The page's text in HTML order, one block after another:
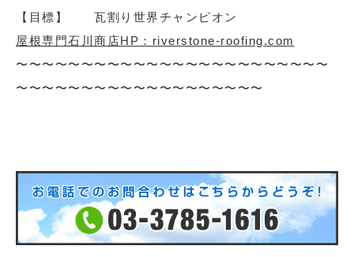
【目標】 瓦割り世界チャンピオン
屋根専門石川商店HP：riverstone-roofing.com
〜〜〜〜〜〜〜〜〜〜〜〜〜〜〜〜〜〜〜〜〜〜〜〜
〜〜〜〜〜〜〜〜〜〜〜〜〜〜〜〜〜〜〜